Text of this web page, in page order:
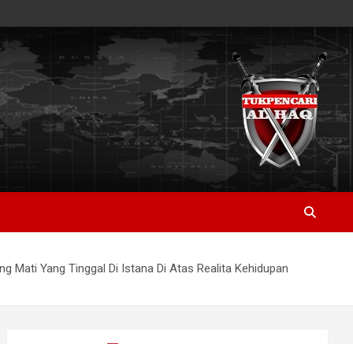
Mati Yang Tinggal Di Istana Di Atas Realita Kehidupan